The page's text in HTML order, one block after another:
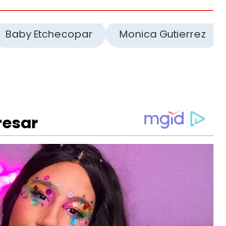
Baby Etchecopar Monica Gutierrez